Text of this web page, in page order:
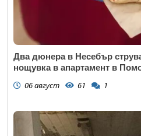
Два дюнера в Несебър
нощувка в апартамент в
06 август 61 1